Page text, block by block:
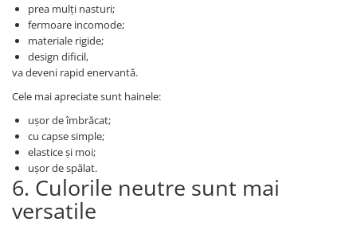
prea mulți nasturi;
fermoare incomode;
materiale rigide;
design dificil,
va deveni rapid enervantă.
Cele mai apreciate sunt hainele:
ușor de îmbrăcat;
cu capse simple;
elastice și moi;
ușor de spălat.
6. Culorile neutre sunt mai
versatile